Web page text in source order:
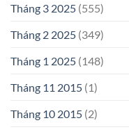
Tháng 3 2025 (555)
Tháng 2 2025 (349)
Tháng 1 2025 (148)
Tháng 11 2015 (1)
Tháng 10 2015 (2)